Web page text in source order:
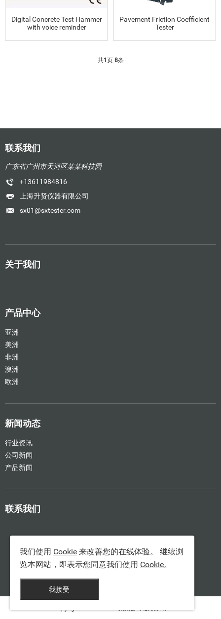
Digital Concrete Test Hammer
with voice reminder
Pavement Friction Coefficient
Tester
共1页 8条
联系我们
广东省广州市天河区某某科技园
+13611984816
上海升贤仪器有限公司
sx01@sxtester.com
关于我们
产品中心
亚洲
美洲
非洲
澳洲
欧洲
新闻动态
行业资讯
公司新闻
产品新闻
联系我们
我们使用 Cookie 来改善您的在线体验。 继续浏
览本网站，即表示您同意我们使用 Cookie。
我接受